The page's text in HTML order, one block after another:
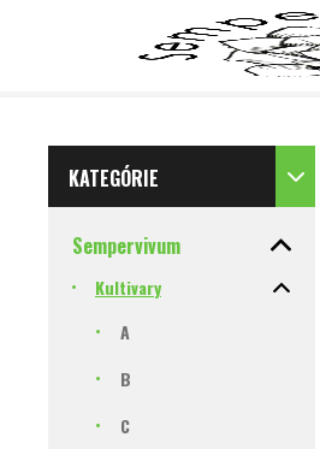
KATEGÓRIE
Sempervivum
Kultivary
A
B
C